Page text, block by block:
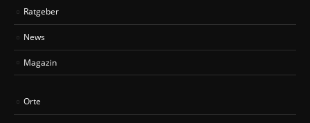
Ratgeber
News
Magazin
Orte